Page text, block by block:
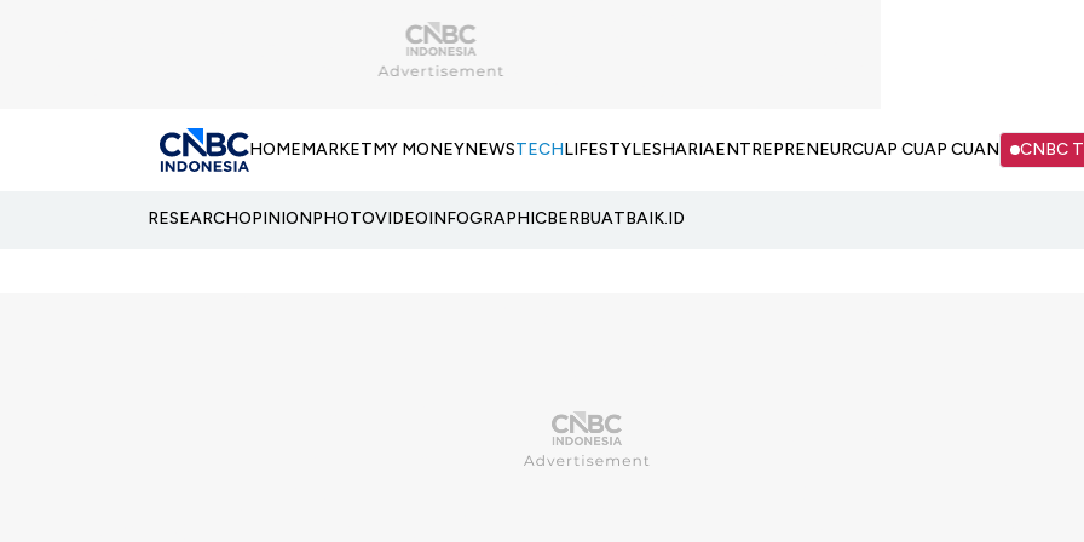
HOMEMARKETMY MONEYNEWSTECHLIFESTYLESHARIAENTREPRENEURCUAP CUAP CUAN CNBC
RESEARCHOPINIONPHOTOVIDEOINFOGRAPHICBERBUATBAIK.ID